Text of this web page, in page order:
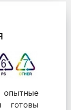
готовы